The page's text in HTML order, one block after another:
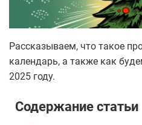
Рассказываем, что такое
календарь, а также как
2025 году.
Содержание статьи